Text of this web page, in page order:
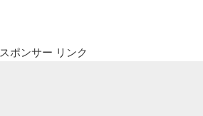
スポンサー リンク